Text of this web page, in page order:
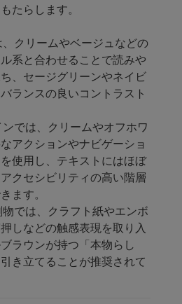
たらします。
クリームやベージュなどの
系と合わせることで読みや
、セージグリーンやネイビ
ランスの良いコントラスト
では、クリームやオフホワ
アクションやナビゲーショ
使用し、テキストにはほぼ
クセシビリティの高い階層
ます。
では、クラフト紙やエンボ
しなどの触感表現を取り入
ラウンが持つ「本物らし
き立てることが推奨されて